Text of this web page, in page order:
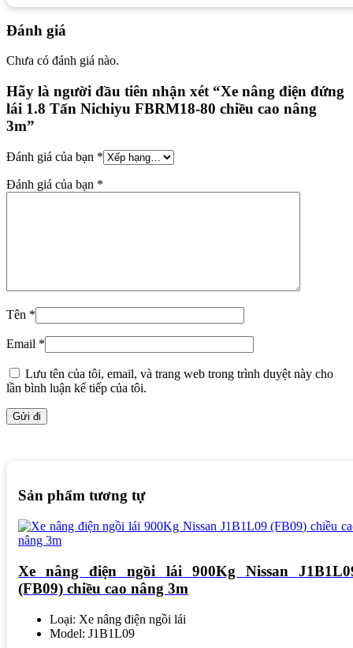
Đánh giá
Chưa có đánh giá nào.
Hãy là người đầu tiên nhận xét “Xe nâng điện đứng
lái 1.8 Tấn Nichiyu FBRM18-80 chiều cao nâng
3m”
Đánh giá của bạn *
Đánh giá của bạn *
Tên *
Email *
Lưu tên của tôi, email, và trang web trong trình duyệt này cho
lần bình luận kế tiếp của tôi.
Sản phẩm tương tự
Xe nâng điện ngồi lái 900Kg Nissan
(FB09) chiều cao nâng 3m
Loại: Xe nâng điện ngồi lái
Model: J1B1L09